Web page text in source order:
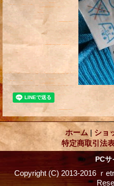
ホーム | ショ
特定商取引法
PCサ
Copyright (C) 2013-2016 ｒ